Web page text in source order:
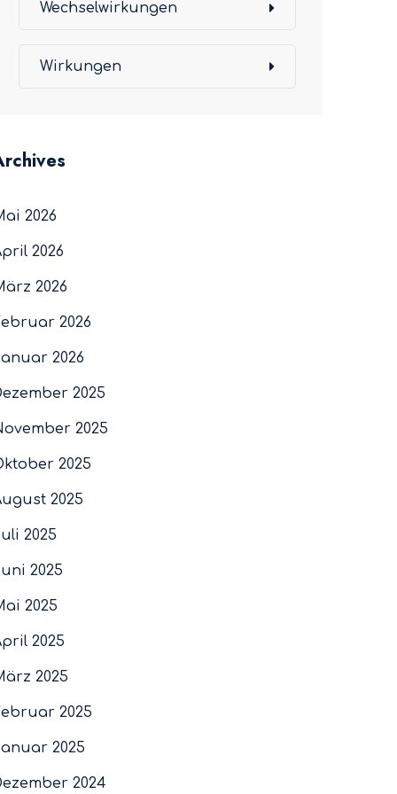
Wechselwirkungen
Wirkungen
2026
2026
2026
2026
2026
2025
2025
2025
2025
2025
2025
2025
2025
2025
2025
2025
2024